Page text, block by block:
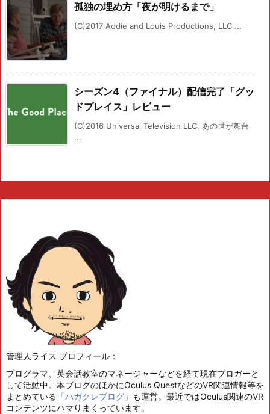
孤独の埋め方「夜が明けるまで」
(C)2017 Addie and Louis Productions, LLC ...
シーズン4（ファイナル）配信完了「グッ
ドプレイス」レビュー
(C)2016 Universal Television LLC. あの世が舞台
...
管理人ライス プロフィール：
プログラマ、英会話教室のマネージャーなどを経て現在ブロガーと
して活動中。本ブログのほかにOculus QuestなどのVR関連情報等を
まとめている 「ハガクレブログ」 も運営。最近ではOculus関連のVR
コンテンツにハマりまくっています。